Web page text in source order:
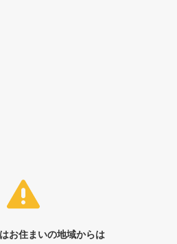
お住まいの地域からは